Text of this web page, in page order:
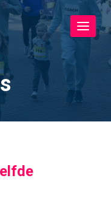
Toggle